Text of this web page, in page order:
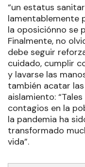
“un estatus
lamentablemente
la oposiciónno se
Finalmente, no
debe seguir
cuidado, cumplir
y lavarse las
también acatar
aislamiento:
contagios en la
la pandemia ha
transformado
vida”.